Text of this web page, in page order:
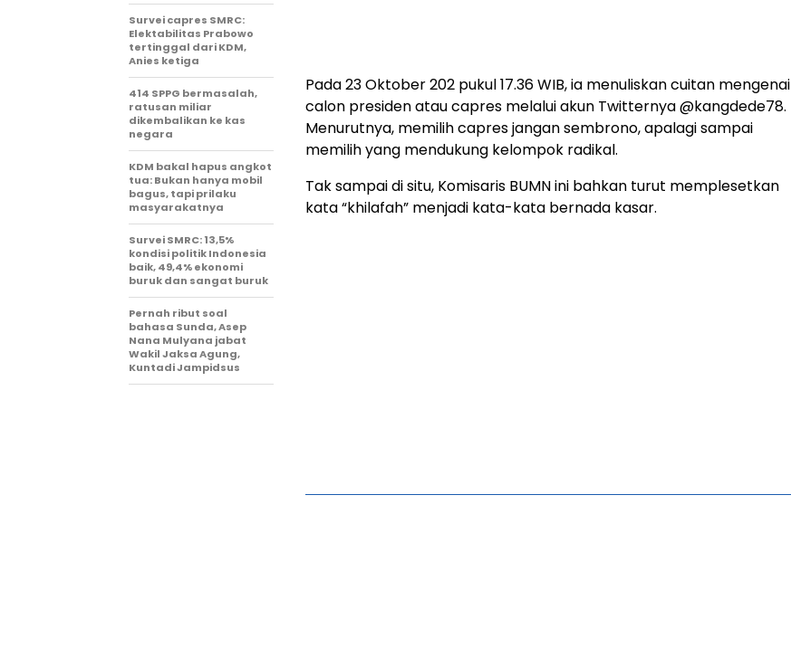
Pada 23 Oktober 202 pukul 17.36 WIB, ia menuliskan cuitan mengenai
calon presiden atau capres melalui akun Twitternya @kangdede78.
Menurutnya, memilih capres jangan sembrono, apalagi sampai
memilih yang mendukung kelompok radikal.
Tak sampai di situ, Komisaris BUMN ini bahkan turut memplesetkan
kata “khilafah” menjadi kata-kata bernada kasar.
Survei capres SMRC:
Elektabilitas Prabowo
tertinggal dari KDM,
Anies ketiga
414 SPPG bermasalah,
ratusan miliar
dikembalikan ke kas
negara
KDM bakal hapus angkot
tua: Bukan hanya mobil
bagus, tapi prilaku
masyarakatnya
Survei SMRC: 13,5%
kondisi politik Indonesia
baik, 49,4% ekonomi
buruk dan sangat buruk
Pernah ribut soal
bahasa Sunda, Asep
Nana Mulyana jabat
Wakil Jaksa Agung,
Kuntadi Jampidsus